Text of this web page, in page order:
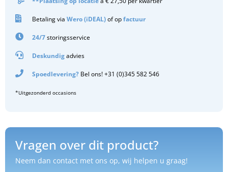
Betaling via Wero (iDEAL)of opfactuur
24/7storingsservice
Deskundigadvies
Spoedlevering? Bel ons! +31 (0)345 582 546
*Uitgezonderd occasions
Vragen over dit product?
Neem dan contact met ons op, wij helpen u graag!